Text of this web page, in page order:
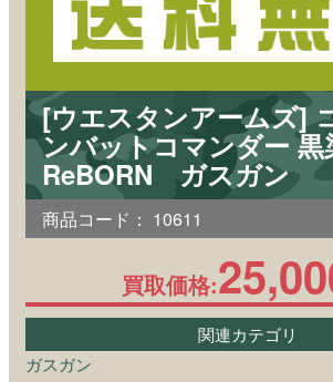
[ウエスタンアームズ]
ンバットコマンダー 黒
ReBORN ガスガン
商品コード： 10611
買取価格:
関連カテゴリ
ガスガン